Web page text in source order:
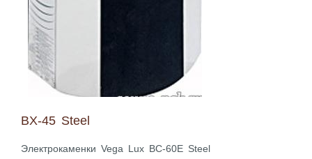
BX-45 Steel
Электрокаменки Vega Lux BC-60E Steel